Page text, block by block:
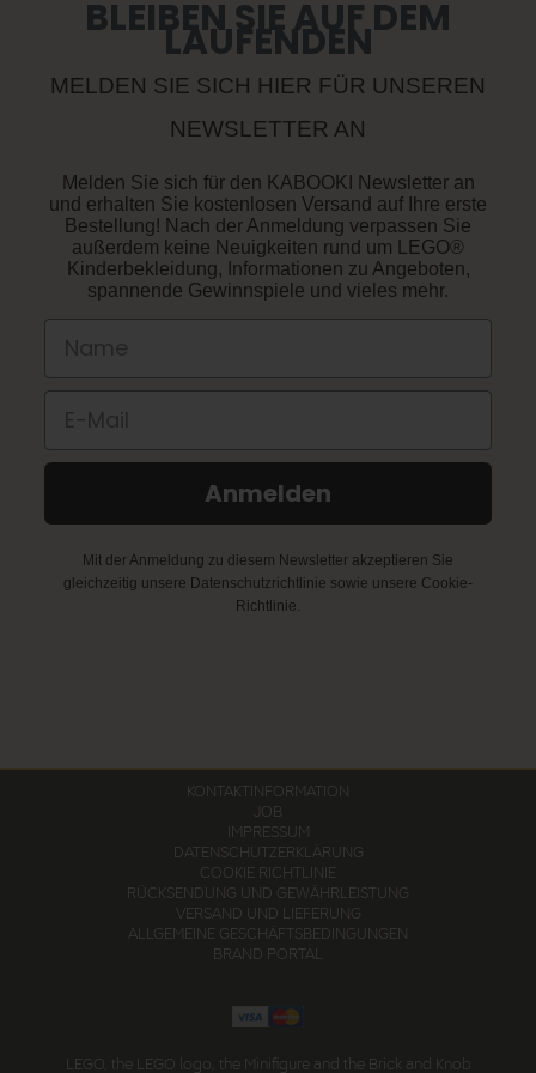
WARENÜCKSENDUNG
GEWÄHRLEISTUNG
PRODUKTINFORMATIONEN
VERANTWORTUNG
ZERTIFIZIERUNGEN UND KONTROLLEN
BLEIBEN SIE AUF DEM
LAUFENDEN
MELDEN SIE SICH HIER FÜR UNSEREN
NEWSLETTER AN
Melden Sie sich für den KABOOKI Newsletter an
und erhalten Sie kostenlosen Versand auf Ihre erste
Bestellung! Nach der Anmeldung verpassen Sie
außerdem keine Neuigkeiten rund um LEGO®
Kinderbekleidung, Informationen zu Angeboten,
spannende Gewinnspiele und vieles mehr.
Anmelden
Mit der Anmeldung zu diesem Newsletter akzeptieren Sie
gleichzeitig unsere Datenschutzrichtlinie sowie unsere Cookie-
Richtlinie.
KONTAKTINFORMATION
JOB
IMPRESSUM
DATENSCHUTZERKLÄRUNG
COOKIE RICHTLINIE
RÜCKSENDUNG UND GEWÄHRLEISTUNG
VERSAND UND LIEFERUNG
ALLGEMEINE GESCHÄFTSBEDINGUNGEN
BRAND PORTAL
LEGO, the LEGO logo, the Minifigure and the Brick and Knob